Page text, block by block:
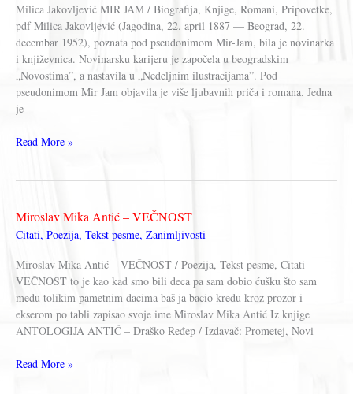
Milica Jakovljević MIR JAM / Biografija, Knjige, Romani, Pripovetke,
pdf Milica Jakovljević (Jagodina, 22. april 1887 — Beograd, 22.
decembar 1952), poznata pod pseudonimom Mir-Jam, bila je novinarka
i književnica. Novinarsku karijeru je započela u beogradskim
„Novostima”, a nastavila u „Nedeljnim ilustracijama”. Pod
pseudonimom Mir Jam objavila je više ljubavnih priča i romana. Jedna
je
Milica
Read More »
Miroslav Mika Antić – VEČNOST
Citati, Poezija, Tekst pesme, Zanimljivosti
Miroslav Mika Antić – VEČNOST / Poezija, Tekst pesme, Citati
VEČNOST to je kao kad smo bili deca pa sam dobio ćušku što sam
među tolikim pametnim đacima baš ja bacio kredu kroz prozor i
ekserom po tabli zapisao svoje ime Miroslav Mika Antić Iz knjige
ANTOLOGIJA ANTIĆ – Draško Ređep / Izdavač: Prometej, Novi
Miroslav
Read More »